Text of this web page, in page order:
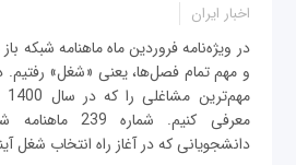
اخبار ایران
در ویژه‌نامه فروردین ماه ماهنامه شبکه
و مهم تمام فصل‌ها، یعنی «شغل» رفتیم.
معرفی کنیم.
دانشجویانی که در آغاز راه انتخاب شغل